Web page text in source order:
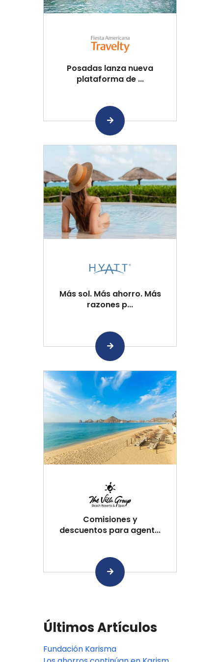
Posadas lanza nueva
plataforma de ...
Más sol. Más ahorro. Más
razones p...
Comisiones y
descuentos para agent...
Últimos Artículos
Fundación Karisma